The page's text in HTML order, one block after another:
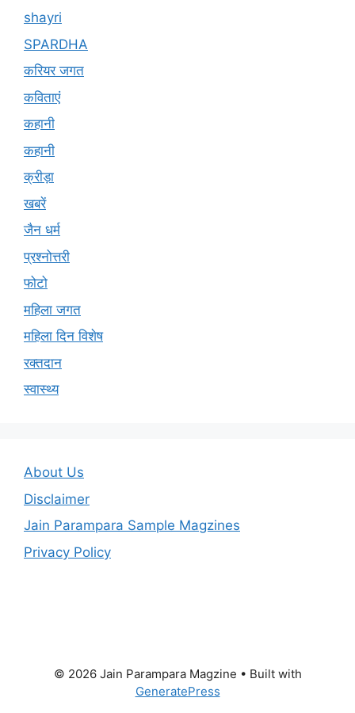
shayri
SPARDHA
करियर जगत
कविताएं
कहानी
कहानी
क्रीड़ा
खबरें
जैन धर्म
प्रश्नोत्तरी
फोटो
महिला जगत
महिला दिन विशेष
रक्तदान
स्वास्थ्य
About Us
Disclaimer
Jain Parampara Sample Magzines
Privacy Policy
© 2026 Jain Parampara Magzine • Built with
GeneratePress